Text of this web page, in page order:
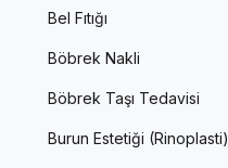
Bel Fıtığı
Böbrek Nakli
Böbrek Taşı Tedavisi
Burun Estetiği (Rinoplasti)